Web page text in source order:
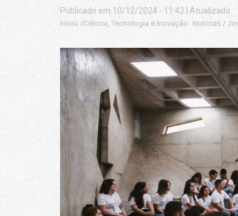
Publicado em 10/12/2024 - 11:42 Atualizado
Início /Ciência, Tecnologia e Inovação Notícias /